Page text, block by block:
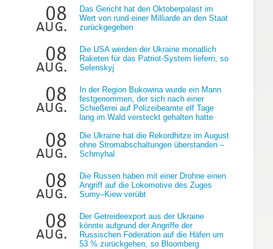
08
aug.
Das Gericht hat den Oktoberpalast im
Wert von rund einer Milliarde an den Staat
zurückgegeben
08
aug.
Die USA werden der Ukraine monatlich
Raketen für das Patriot-System liefern, so
Selenskyj
08
aug.
In der Region Bukowina wurde ein Mann
festgenommen, der sich nach einer
Schießerei auf Polizeibeamte elf Tage
lang im Wald versteckt gehalten hatte
08
aug.
Die Ukraine hat die Rekordhitze im August
ohne Stromabschaltungen überstanden –
Schmyhal
08
aug.
Die Russen haben mit einer Drohne einen
Angriff auf die Lokomotive des Zuges
Sumy–Kiew verübt
08
aug.
Der Getreideexport aus der Ukraine
könnte aufgrund der Angriffe der
Russischen Föderation auf die Häfen um
53 % zurückgehen, so Bloomberg